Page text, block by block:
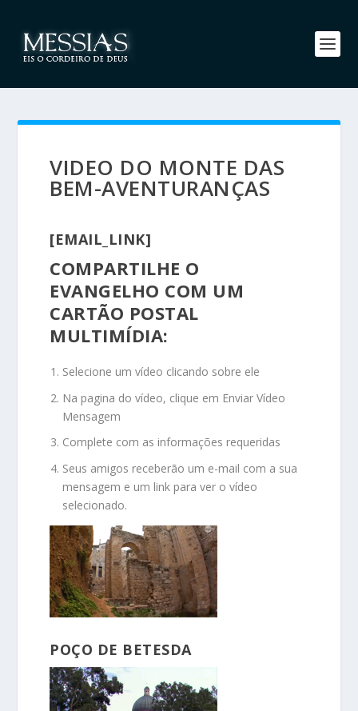
VIDEO DO MONTE DAS
BEM-AVENTURANÇAS
[EMAIL_LINK]
COMPARTILHE O
EVANGELHO COM UM
CARTÃO POSTAL
MULTIMÍDIA:
Selecione um vídeo clicando sobre ele
Na pagina do vídeo, clique em Enviar Vídeo
Mensagem
Complete com as informações requeridas
Seus amigos receberão um e-mail com a sua
mensagem e um link para ver o vídeo
selecionado.
POÇO DE BETESDA